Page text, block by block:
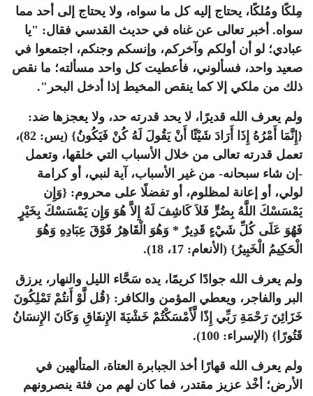
مِلكًا ومُلكًا، يحتاج إليه كل ما سواه، ولا يحتاج إلى أحد مما
سواه. أخبر تعالى عن غناه في حديث القدسي فقال: "يا
عبادي؛ لو أن أولكم وآخركم، وإنسكم وجنكم، اجتمعوا في
صعيد واحد، فسألوني، فأعطيت كل واحد مسألته؛ ما نقص
ذلك من ملكي إلا كما ينقص المخيط إذا أدخل البحر".
ولم يعرف الله قديرًا، لا يحد قدرته حد، ولا يعجزها ضد:
{إِنَّمَا أَمْرُهُ إِذَا أَرَادَ شَيْئًا أَنْ يَقُولَ لَهُ كُنْ فَيَكُونُ} (يس: 82)،
تعمل قدرته تعالى من خلال الأسباب التي خلقها، وتعمل
-إن شاء سبحانه- من غير الأسباب، آية لنبي، أو كرامة
لولي، أو إعانة لمظلوم، أو تفضلًا على محروم: {وَإِن
يَمْسَسْكَ اللَّهُ بِضُرٍّ فَلاَ كَاشِفَ لَهُ إِلاَّ هُوَ وَإِن يَمْسَسْكَ بِخَيْرٍ
فَهُوَ عَلَى كُلِّ شَيْءٍ قَدِيرٌ * وَهُوَ الْقَاهِرُ فَوْقَ عِبَادِهِ وَهُوَ
الْحَكِيمُ الْخَبِيرُ} (الأنعام: 17، 18).
ولم يعرف الله جوادًا كريمًا، يده سَحَّاء الليل والنهار، يرزق
البر والفاجر، ويعطي المؤمن والكافر: {قُل لَّوْ أَنتُمْ تَمْلِكُونَ
خَزَائِنَ رَحْمَةِ رَبِّي إِذًا لَّأَمْسَكْتُمْ خَشْيَةَ الإِنفَاقِ وَكَانَ الإِنسَانُ
قَتُورًا} (الإسراء: 100).
ولم يعرف الله قهارًا أخذ الجبابرة العتاة، المتألهين في
الأرض؛ أخْذ عزيز مقتدر، فما كان لهم من فئة ينصرونهم